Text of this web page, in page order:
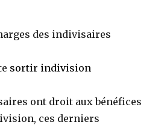
des indivisaires
sortir indivision
ont droit aux bénéfices
ces derniers